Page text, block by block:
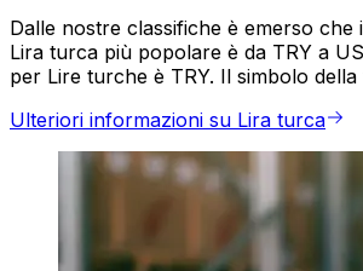
Dalle nostre classifiche è emerso che
Lira turca più popolare è da TRY a
per Lire turche è TRY. Il simbolo della
Ulteriori informazioni su Lira turca